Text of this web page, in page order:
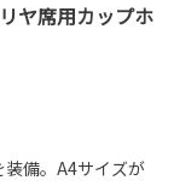
ヤ席用カップホ
備。A4サイズが